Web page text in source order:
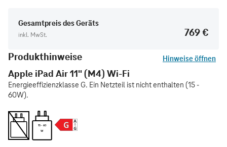
Gesamtpreis des Geräts
inkl. MwSt.
769 €
Produkthinweise
Hinweise öffnen
Apple iPad Air 11" (M4) Wi-Fi
Energieeffizienzklasse G. Ein Netzteil ist nicht enthalten (15 -
60W).
15 - 60
W